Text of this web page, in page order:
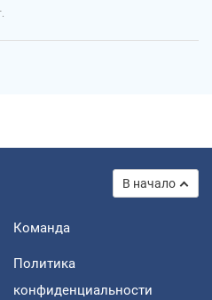
В начало
Команда
Политика
конфиденциальности